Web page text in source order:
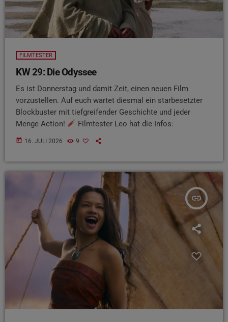
FILMTESTER
KW 29: Die Odyssee
Es ist Donnerstag und damit Zeit, einen neuen Film
vorzustellen. Auf euch wartet diesmal ein starbesetzter
Blockbuster mit tiefgreifender Geschichte und jeder
Menge Action!
Filmtester Leo hat die Infos:
today 16. JULI 2026 9
insert_link